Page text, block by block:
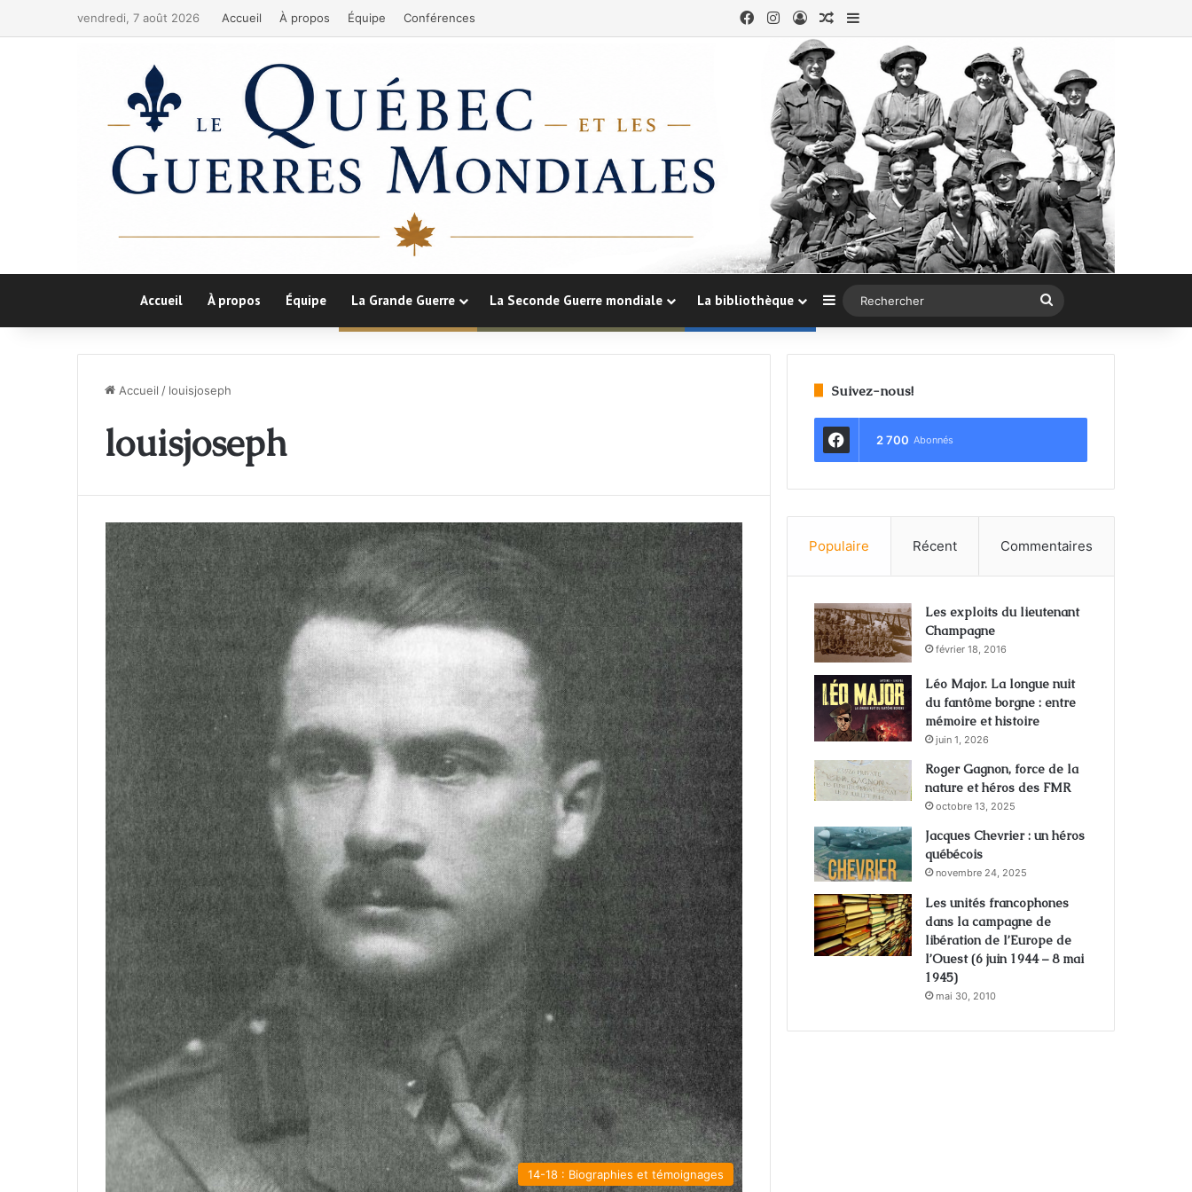
vendredi, 7 août 2026 Accueil À propos Équipe Conférences Facebook
InstagramConnexion
Article au hasard
Sidebar (barre latérale)
Accueil À propos Équipe La Grande Guerre La Seconde Guerre mondiale La bibliothèque Sidebar (barre latérale)
Accueil / louisjoseph
louisjoseph
14-18 : Biographies et témoignages
Suivez-nous!
2 700 Abonnés
Populaire Récent Commentaires
Les exploits du lieutenant
Champagne
février 18, 2016
Léo Major. La longue nuit
du fantôme borgne : entre
mémoire et histoire
juin 1, 2026
Roger Gagnon, force de la
nature et héros des FMR
octobre 13, 2025
Jacques Chevrier : un héros
québécois
novembre 24, 2025
Les unités francophones
dans la campagne de
libération de l’Europe de
l’Ouest (6 juin 1944 – 8 mai
1945)
mai 30, 2010